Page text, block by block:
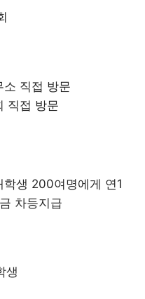
소 직접 방문
직접 방문
생 200여명에게 연1
차등지급
생